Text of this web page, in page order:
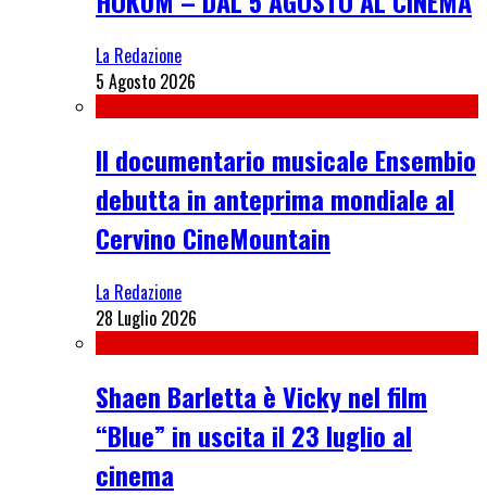
La Redazione
5 Agosto 2026
Il documentario musicale Ensembio
debutta in anteprima mondiale al
Cervino CineMountain
La Redazione
28 Luglio 2026
Shaen Barletta è Vicky nel film
“Blue” in uscita il 23 luglio al
cinema